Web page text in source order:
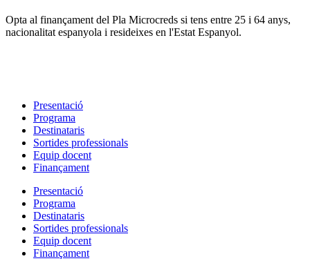
Opta al finançament del Pla Microcreds si tens entre 25 i 64 anys,
nacionalitat espanyola i resideixes en l'Estat Espanyol.
Presentació
Programa
Destinataris
Sortides professionals
Equip docent
Finançament
Presentació
Programa
Destinataris
Sortides professionals
Equip docent
Finançament